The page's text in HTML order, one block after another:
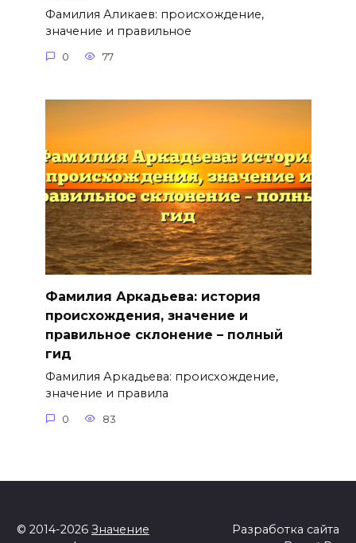
Фамилия Аликаев: происхождение,
значение и правильное
0 77
Фамилия Аркадьева: история
происхождения, значение и
правильное склонение – полный
гид
Фамилия Аркадьева: происхождение,
значение и правила
0 83
© 2014-2026 Значение
Разработка сайта